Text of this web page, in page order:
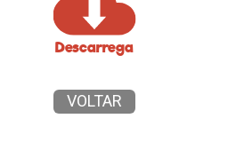
Descarrega
VOLTAR